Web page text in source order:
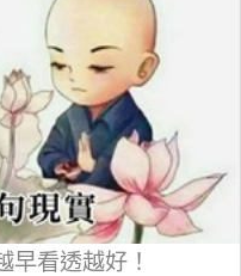
早看透越好！